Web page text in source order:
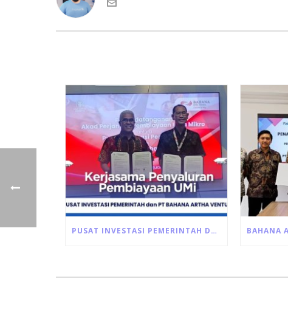
PUSAT INVESTASI PEMERINTAH DAN BAV RESMI MENANDATANGANI AKAD PEMBIAYAAN ULTRA MIKRO